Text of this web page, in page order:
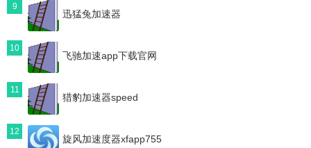
9
迅猛兔加速器
10
飞驰加速app下载官网
11
猎豹加速器speed
12
旋风加速度器xfapp755